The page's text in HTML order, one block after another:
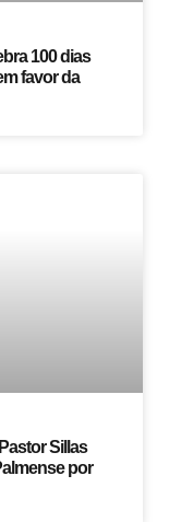
100 dias
favor da
Sillas
por